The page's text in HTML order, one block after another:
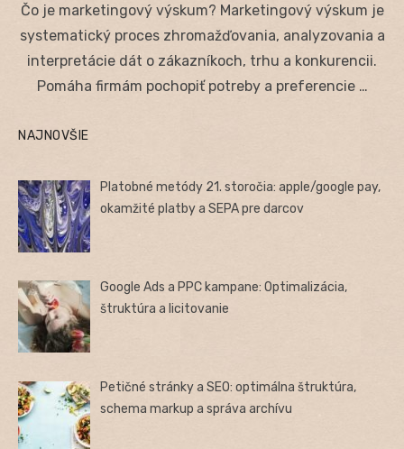
Čo je marketingový výskum? Marketingový výskum je
systematický proces zhromažďovania, analyzovania a
interpretácie dát o zákazníkoch, trhu a konkurencii.
Pomáha firmám pochopiť potreby a preferencie …
NAJNOVŠIE
Platobné metódy 21. storočia: apple/google pay,
okamžité platby a SEPA pre darcov
Google Ads a PPC kampane: Optimalizácia,
štruktúra a licitovanie
Petičné stránky a SEO: optimálna štruktúra,
schema markup a správa archívu